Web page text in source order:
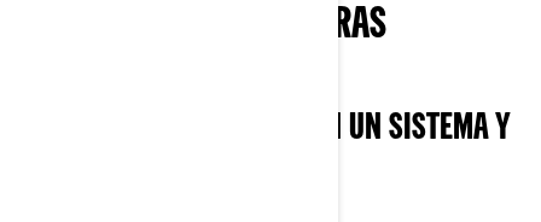
¿QUÉ ESCUCHAS MIENTRAS
ANIMA TUS AVENTURAS CON UN SISTEMA Y